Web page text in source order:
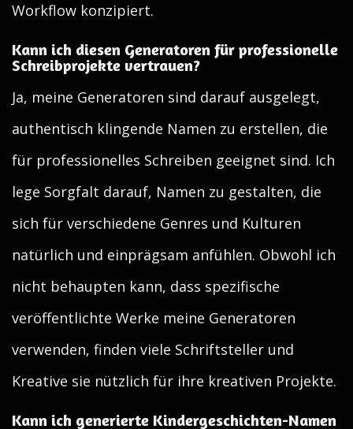
Workflow konzipiert.
Kann ich diesen Generatoren für professionelle
Schreibprojekte vertrauen?
Ja, meine Generatoren sind darauf ausgelegt,
authentisch klingende Namen zu erstellen, die
für professionelles Schreiben geeignet sind. Ich
lege Sorgfalt darauf, Namen zu gestalten, die
sich für verschiedene Genres und Kulturen
natürlich und einprägsam anfühlen. Obwohl ich
nicht behaupten kann, dass spezifische
veröffentlichte Werke meine Generatoren
verwenden, finden viele Schriftsteller und
Kreative sie nützlich für ihre kreativen Projekte.
Kann ich generierte Kindergeschichten-Namen